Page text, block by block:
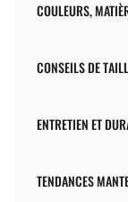
COULEURS,
CONSEILS DE
ENTRETIEN ET
TENDANCES